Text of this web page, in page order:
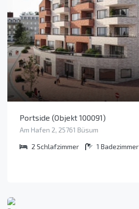
Portside (Objekt 100091)
Am Hafen 2, 25761 Büsum
2 Schlafzimmer 1 Badezimmer